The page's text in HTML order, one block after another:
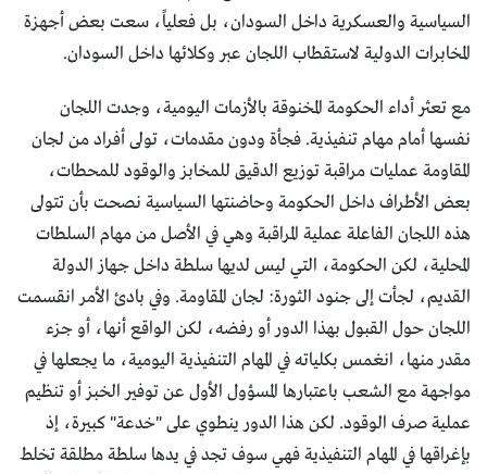
السياسية والعسكرية داخل السودان، بل فعلياً، سعت بعض أجهزة
المخابرات الدولية لاستقطاب اللجان عبر وكلائها داخل السودان.
مع تعثر أداء الحكومة المخنوقة بالأزمات اليومية، وجدت اللجان
نفسها أمام مهام تنفيذية. فجأة ودون مقدمات، تولى أفراد من لجان
المقاومة عمليات مراقبة توزيع الدقيق للمخابز والوقود للمحطات،
بعض الأطراف داخل الحكومة وحاضنتها السياسية نصحت بأن تتولى
هذه اللجان الفاعلة عملية المراقبة وهي في الأصل من مهام السلطات
المحلية، لكن الحكومة، التي ليس لديها سلطة داخل جهاز الدولة
القديم، لجأت إلى جنود الثورة: لجان المقاومة. وفي بادئ الأمر انقسمت
اللجان حول القبول بهذا الدور أو رفضه، لكن الواقع أنها، أو جزء
مقدر منها، انغمس بكلياته في المهام التنفيذية اليومية، ما يجعلها في
مواجهة مع الشعب باعتبارها المسؤول الأول عن توفير الخبز أو تنظيم
عملية صرف الوقود. لكن هذا الدور ينطوي على "خدعة" كبيرة، إذ
بإغراقها في المهام التنفيذية فهي سوف تجد في يدها سلطة مطلقة تخلط